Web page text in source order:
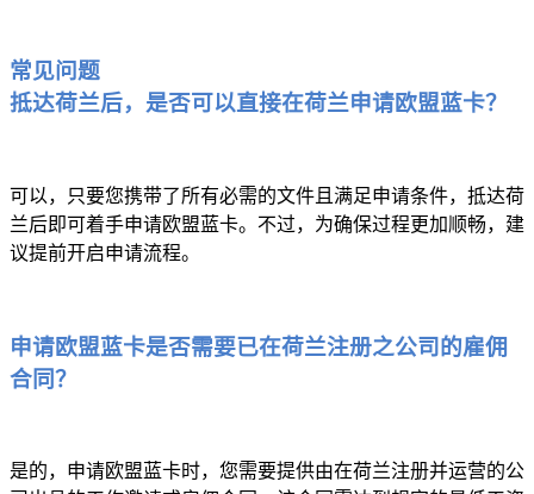
常见问题
抵达荷兰后，是否可以直接在荷兰申请欧盟蓝卡？
可以，只要您携带了所有必需的文件且满足申请条件，抵达荷
兰后即可着手申请欧盟蓝卡。不过，为确保过程更加顺畅，建
议提前开启申请流程。
申请欧盟蓝卡是否需要已在荷兰注册之公司的雇佣
合同？
是的，申请欧盟蓝卡时，您需要提供由在荷兰注册并运营的公